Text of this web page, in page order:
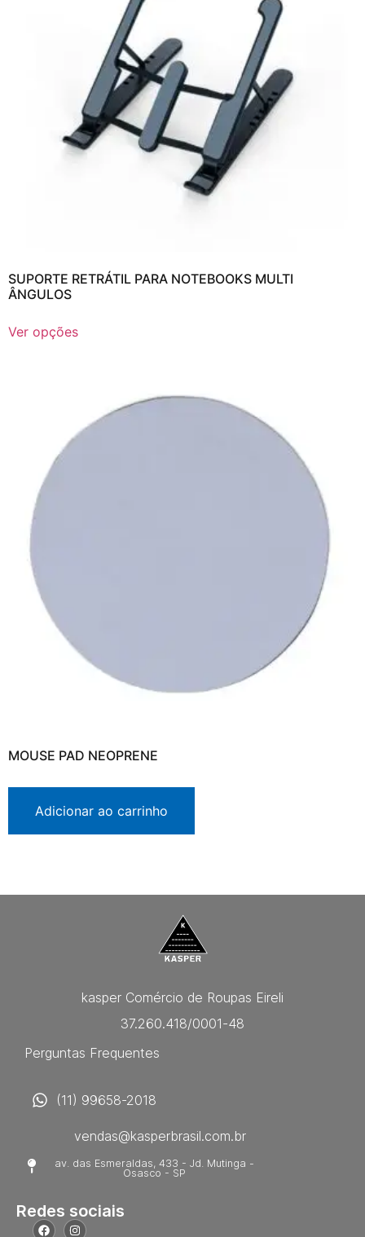
SUPORTE RETRÁTIL PARA NOTEBOOKS MULTI
ÂNGULOS
Ver opções
MOUSE PAD NEOPRENE
Adicionar ao carrinho
kasper Comércio de Roupas Eireli
37.260.418/0001-48
Perguntas Frequentes
(11) 99658-2018
vendas@kasperbrasil.com.br
av. das Esmeraldas, 433 - Jd. Mutinga -
Osasco - SP
Redes sociais